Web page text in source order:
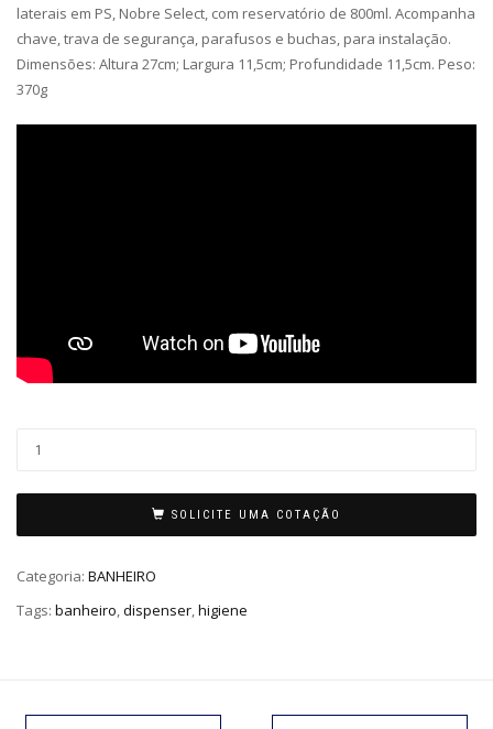
laterais em PS, Nobre Select, com reservatório de 800ml. Acompanha
chave, trava de segurança, parafusos e buchas, para instalação.
Dimensões: Altura 27cm; Largura 11,5cm; Profundidade 11,5cm. Peso:
370g
SOLICITE UMA COTAÇÃO
Categoria: BANHEIRO
Tags: banheiro,dispenser,higiene